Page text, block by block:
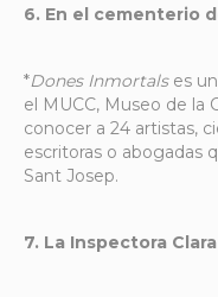
6. En el cementerio
*Dones Inmortalses
el MUCC, Museo de la
conocer a 24 artistas,
escritoras o abogadas
Sant Josep.
7. La Inspectora